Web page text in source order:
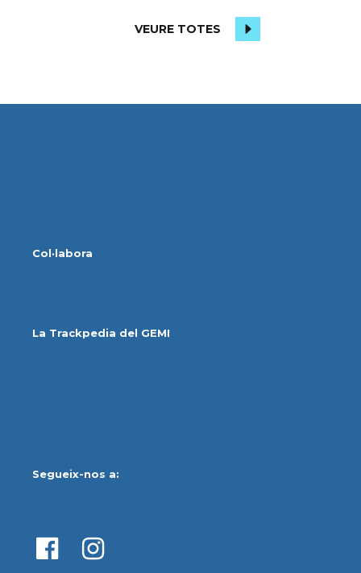
VEURE TOTES
Col·labora
La Trackpedia del GEMI
Segueix-nos a: